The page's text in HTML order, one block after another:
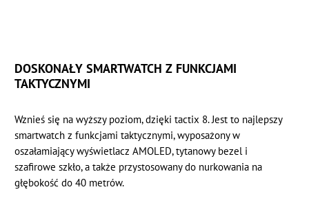
DOSKONAŁY SMARTWATCH Z FUNKCJAMI
TAKTYCZNYMI
Wznieś się na wyższy poziom, dzięki tactix 8. Jest to najlepszy
smartwatch z funkcjami taktycznymi, wyposażony w
oszałamiający wyświetlacz AMOLED, tytanowy bezel i
szafirowe szkło, a także przystosowany do nurkowania na
głębokość do 40 metrów.